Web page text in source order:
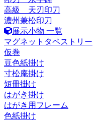
高級 天刃印刀
濃州兼松印刀
展示小物 一覧
マグネットタペストリー
仮巻
豆色紙掛け
寸松庵掛け
短冊掛け
はがき掛け
はがき用フレーム
色紙掛け